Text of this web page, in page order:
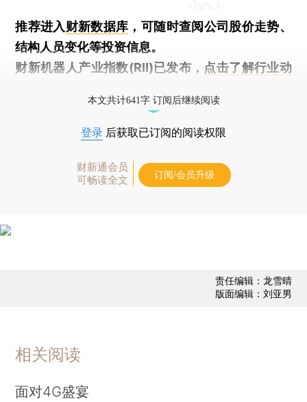
推荐进入财新数据库 ，可随时查阅公司股价走势、
结构人员变化等投资信息。
财新机器人产业指数(RII)已发布， 点击了解行业动
本文共计641字 订阅后继续阅读
登录 后获取已订阅的阅读权限
财新通会员
可畅读全文
订阅/会员升级
责任编辑：龙雪晴
版面编辑：刘亚男
相关阅读
面对4G盛宴